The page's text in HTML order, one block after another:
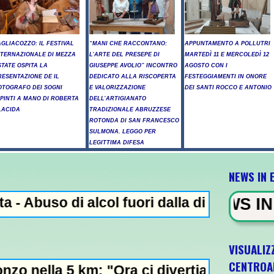
IL FESTIVAL
DI MEZZA
OSPITA LA
DE IL
DEI SOGNI
A MANO DI ROBERTA
“MANI CHE RACCONTANO:
L’ARTE DEL PRESEPE DI
GIUSEPPE AVOLIO” INCONTRO
DEDICATO ALLA RISCOPERTA
E VALORIZZAZIONE
DELL’ARTIGIANATO
TRADIZIONALE ABRUZZESE
ROTONDA DI SAN FRANCESCO
SULMONA. LEGGO PER
LEGITTIMA DIFESA
APPUNTAMENTO A POLLUTRI
MARTEDÌ 11 E MERCOLEDÌ 12
AGOSTO CON I
FESTEGGIAMENTI IN ONORE
DEI SANTI ROCCO E ANTONIO
fuori dalla discoteca, minorenni
ci divertiamo in staffetta"-
NEWS IN
NEWS IN EVIDENZA